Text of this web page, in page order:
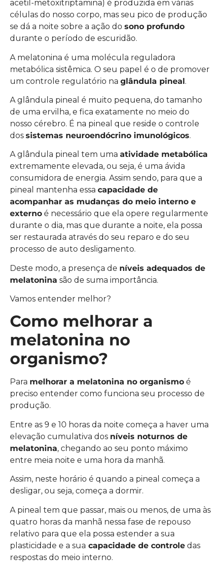
acetil-metoxitriptamina) é produzida em várias
células do nosso corpo, mas seu pico de produção
se dá a noite sobre a ação do sono profundo
durante o período de escuridão.
A melatonina é uma molécula reguladora
metabólica sistêmica. O seu papel é o de promover
um controle regulatório na glândula pineal.
A glândula pineal é muito pequena, do tamanho
de uma ervilha, e fica exatamente no meio do
nosso cérebro. É na pineal que reside o controle
dos sistemas neuroendócrino imunológicos.
A glândula pineal tem uma atividade metabólica
extremamente elevada, ou seja, é uma ávida
consumidora de energia. Assim sendo, para que a
pineal mantenha essa capacidade de
acompanhar as mudanças do meio interno e
externo é necessário que ela opere regularmente
durante o dia, mas que durante a noite, ela possa
ser restaurada através do seu reparo e do seu
processo de auto desligamento.
Deste modo, a presença de níveis adequados de
melatonina são de suma importância.
Vamos entender melhor?
Como melhorar a
melatonina no
organismo?
Para melhorar a melatonina no organismo é
preciso entender como funciona seu processo de
produção.
Entre as 9 e 10 horas da noite começa a haver uma
elevação cumulativa dos níveis noturnos de
melatonina, chegando ao seu ponto máximo
entre meia noite e uma hora da manhã.
Assim, neste horário é quando a pineal começa a
desligar, ou seja, começa a dormir.
A pineal tem que passar, mais ou menos, de uma às
quatro horas da manhã nessa fase de repouso
relativo para que ela possa estender a sua
plasticidade e a sua capacidade de controle das
respostas do meio interno.